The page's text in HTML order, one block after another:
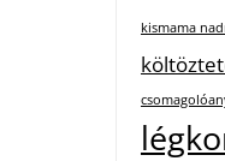
kismama